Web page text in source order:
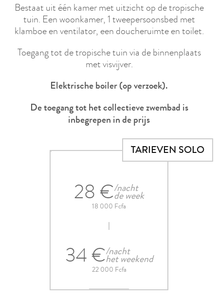
Bestaat uit één kamer met uitzicht op de tropische
tuin. Een woonkamer, 1 tweepersoonsbed met
klamboe en ventilator, een doucheruimte en toilet.
Toegang tot de tropische tuin via de binnenplaats
met visvijver.
Elektrische boiler (op verzoek).
De toegang tot het collectieve zwembad is
inbegrepen in de prijs
TARIEVEN SOLO
28 €/nacht
de week
18 000 Fcfa
34 €/nacht
het weekend
22 000 Fcfa